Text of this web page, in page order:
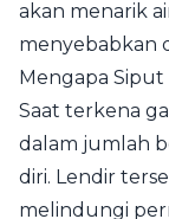
akan menarik
menyebabkan
Mengapa
Saat terkena
dalam jumlah
diri. Lendir
melindungi